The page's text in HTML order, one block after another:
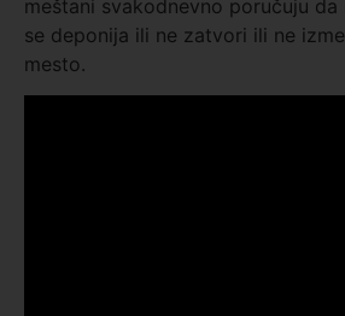
meštani svakodnevno poručuju
se deponija ili ne zatvori ili ne
mesto.